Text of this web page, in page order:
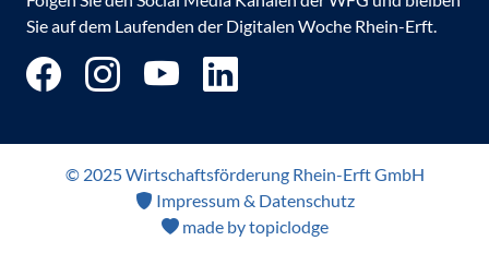
Sie auf dem Laufenden der Digitalen Woche Rhein-Erft.
© 2025 Wirtschaftsförderung Rhein-Erft GmbH
Impressum & Datenschutz
made by topiclodge